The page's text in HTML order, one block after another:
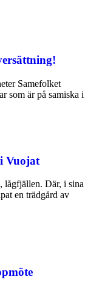
Samefolket
som är på samiska i
Vuojat
lågfjällen. Där, i sina
en trädgård av